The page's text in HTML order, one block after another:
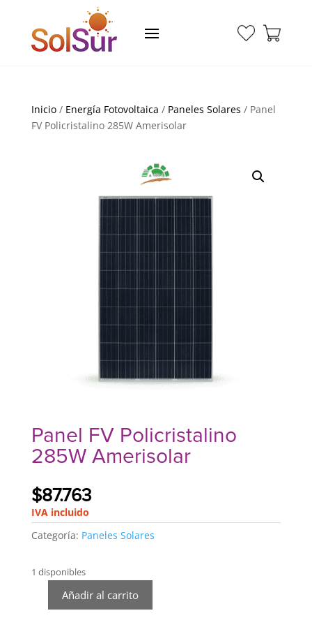
Inicio/ Energía Fotovoltaica / Paneles Solares / Panel
FV Policristalino 285W Amerisolar
Panel FV Policristalino
285W Amerisolar
$87.763
IVA incluido
Categoría: Paneles Solares
1 disponibles
Añadir al carrito